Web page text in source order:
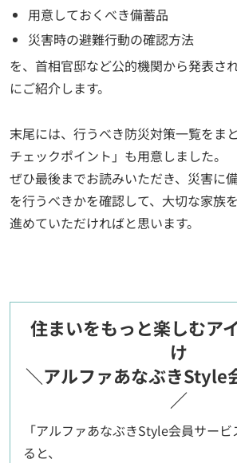
用意しておくべき備蓄品
災害時の避難行動の確認方法
を、首相官邸など公的機関から発表さ
にご紹介します。
末尾には、行うべき防災対策一覧をま
チェックポイント」も用意しました。
ぜひ最後までお読みいただき、災害に
を行うべきかを確認して、大切な家族
進めていただければと思います。
住まいをもっと楽しむア
け
＼アルファあなぶきStyle
／
「アルファあなぶきStyle会員サー
ると、